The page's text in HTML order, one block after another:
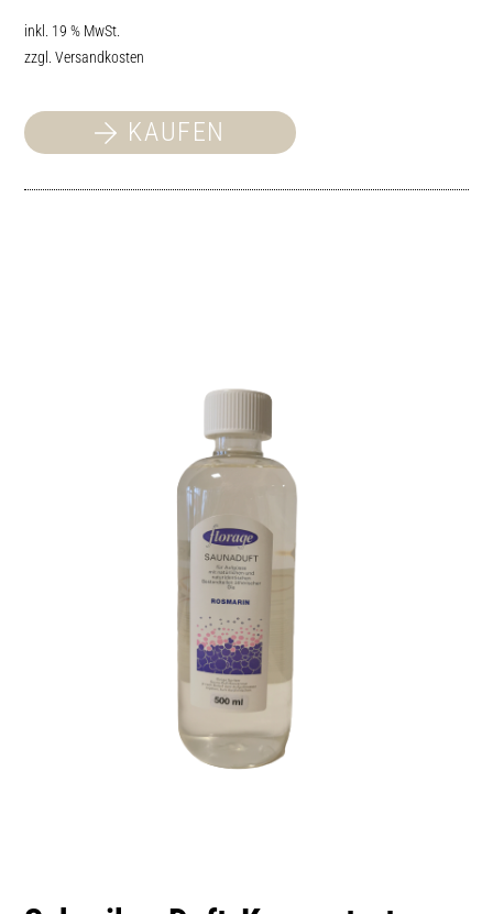
inkl. 19 % MwSt.
zzgl.Versandkosten
KAUFEN